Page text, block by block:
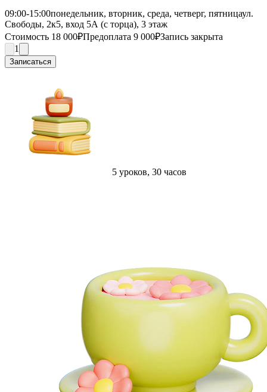
09:00-15:00понедельник, вторник, среда, четверг, пятницаул.
Свободы, 2к5, вход 5А (с торца), 3 этаж
Стоимость 18 000₽Предоплата 9 000₽Запись закрыта
1
Записаться
5 уроков, 30 часов